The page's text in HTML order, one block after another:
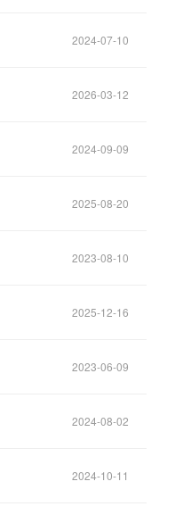
2024-07-10
2026-03-12
2024-09-09
2025-08-20
2023-08-10
2025-12-16
2023-06-09
2024-08-02
2024-10-11